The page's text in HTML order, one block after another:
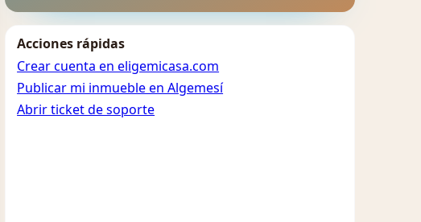
Acciones rápidas
Crear cuenta en eligemicasa.com
Publicar mi inmueble en Algemesí
Abrir ticket de soporte